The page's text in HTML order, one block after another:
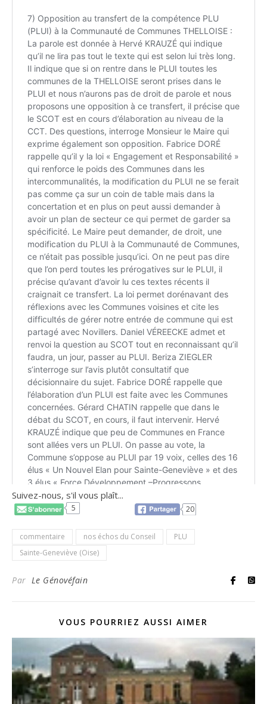
Suivez-nous, s'il vous plaît...
5 20
commentaire nos échos du Conseil
PLU
Sainte-Geneviève (Oise)
Par Le Génovéfain
VOUS POURRIEZ AUSSI AIMER